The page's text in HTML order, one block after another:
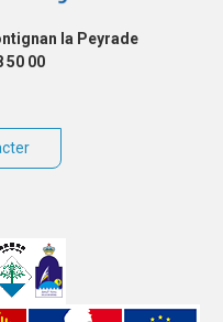
la Peyrade
50 00